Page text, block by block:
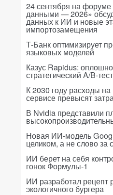
24 сентября на
данными — 2026»
данных к ИИ и новые
импортозамещения
Т-Банк оптимизирует
языковых моделей
Казус Rapidus:
стратегический A/B-
К 2030 году расходы
сервисе превысят
В Nvidia представили
Новая ИИ-модель
целиком, а не слово за
ИИ берет на себя
гонок Формулы-1
ИИ разработал рецепт
экологичного бургера